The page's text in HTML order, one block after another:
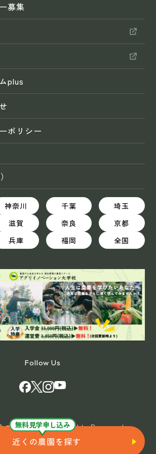
無料見学申し込み
近くの農園を探す
募集
plus
ポリシー
神奈川 千葉
埼玉
滋賀 奈良
京都
兵庫 福岡 全国
Follow Us
イファーム All Rights Reserved.